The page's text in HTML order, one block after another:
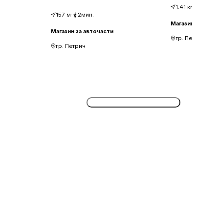
157 м· 2мин.
Магазин за авточасти
гр. Петрич
1.41 км
Магазин за
гр. Петрич